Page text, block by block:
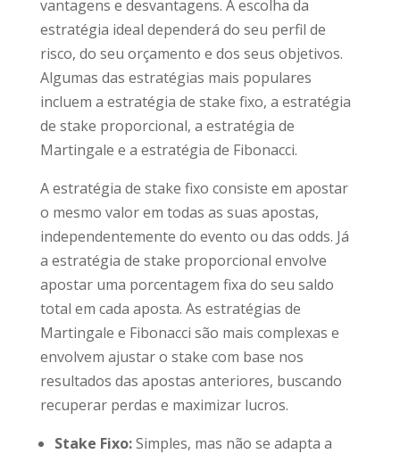
vantagens e desvantagens. A escolha da
estratégia ideal dependerá do seu perfil de
risco, do seu orçamento e dos seus objetivos.
Algumas das estratégias mais populares
incluem a estratégia de stake fixo, a estratégia
de stake proporcional, a estratégia de
Martingale e a estratégia de Fibonacci.
A estratégia de stake fixo consiste em apostar
o mesmo valor em todas as suas apostas,
independentemente do evento ou das odds. Já
a estratégia de stake proporcional envolve
apostar uma porcentagem fixa do seu saldo
total em cada aposta. As estratégias de
Martingale e Fibonacci são mais complexas e
envolvem ajustar o stake com base nos
resultados das apostas anteriores, buscando
recuperar perdas e maximizar lucros.
Stake Fixo:Simples, mas não se adapta a